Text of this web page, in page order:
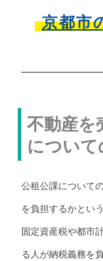
京都市
不動産を
について
公租公課について
を負担するかとい
固定資産税や都市
る人が納税義務を